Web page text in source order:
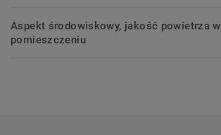
Aspekt środowiskowy, jakość powietrza w
pomieszczeniu